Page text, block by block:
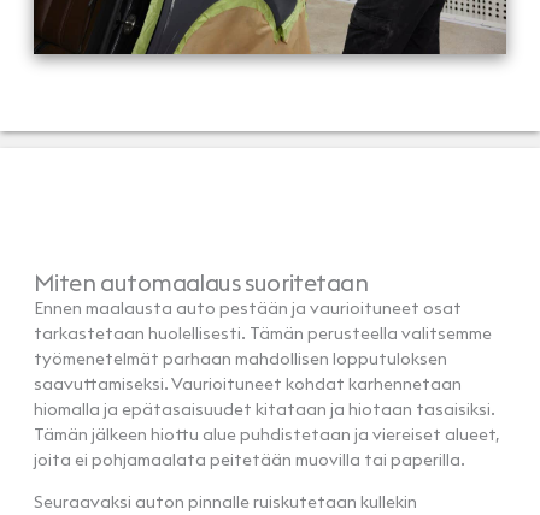
Miten automaalaus suoritetaan
Ennen maalausta auto pestään ja vaurioituneet osat
tarkastetaan huolellisesti. Tämän perusteella valitsemme
työmenetelmät parhaan mahdollisen lopputuloksen
saavuttamiseksi. Vaurioituneet kohdat karhennetaan
hiomalla ja epätasaisuudet kitataan ja hiotaan tasaisiksi.
Tämän jälkeen hiottu alue puhdistetaan ja viereiset alueet,
joita ei pohjamaalata peitetään muovilla tai paperilla.
Seuraavaksi auton pinnalle ruiskutetaan kullekin